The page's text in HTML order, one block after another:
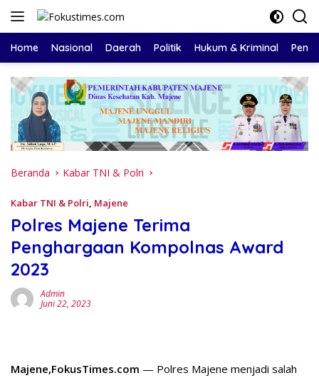
Langsung
Home Nasional Daerah Politik Hukum & Kriminal
Beranda Kabar TNI & Polri
Kabar TNI & Polri, Majene
Polres Majene Terima
Penghargaan Kompolnas Award
2023
Admin
Juni 22, 2023
Majene,FokusTimes.com — Polres Majene menjadi salah